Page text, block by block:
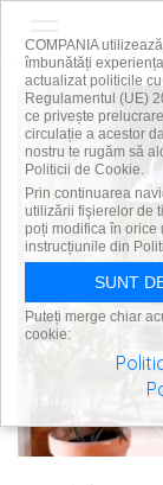
COMPANIA
îmbunătăți
actualizat politicile
Regulamentul (UE)
ce privește
circulație a acestor
nostru te rugăm să
Politicii de Cookie.
Prin continuarea
utilizării fişierelor de
poți modifica în orice
instrucțiunile din
SUNT
Puteți merge chiar
cookie: